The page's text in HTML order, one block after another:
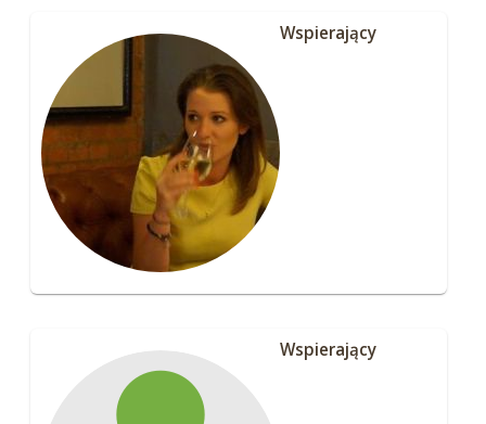
Wspierający
Wspierający